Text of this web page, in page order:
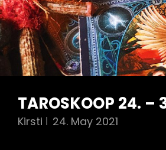
TAROSKOOP 24. –
Kirsti 24. May 2021